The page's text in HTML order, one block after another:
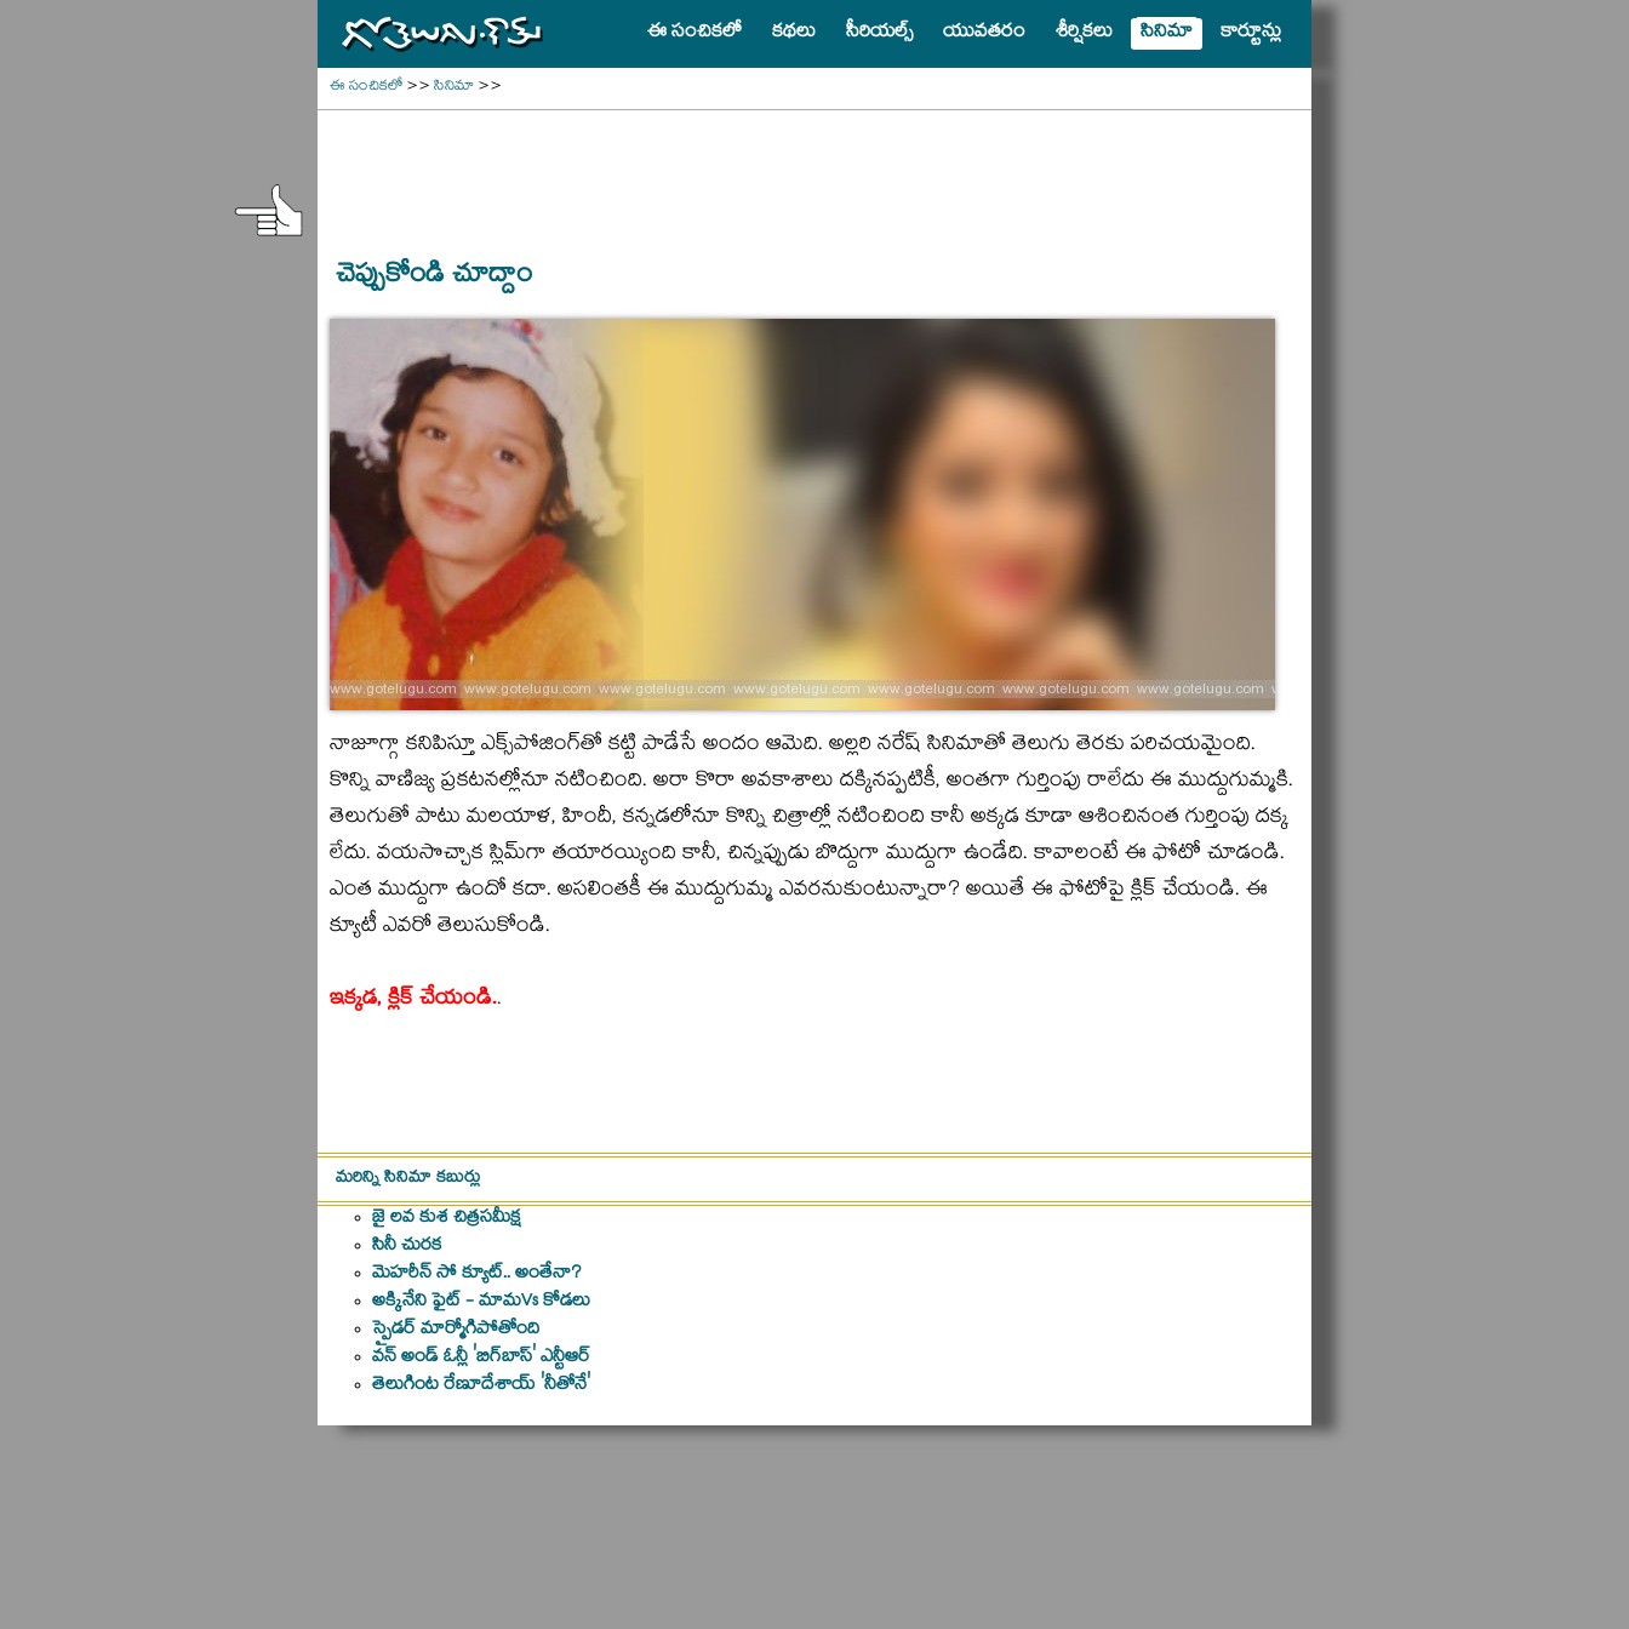
ఈ సంచికలో కథలు సీరియల్స్ యువతరం శీర్షికలు సినిమా కార్టూన్లు
ఈ సంచికలో>>సినిమా>>
చెప్పుకోండి చూద్దాం
నాజూగ్గా కనిపిస్తూ ఎక్స్‌పోజింగ్‌తో కట్టి పాడేసే అందం ఆమెది. అల్లరి నరేష్‌ సినిమాతో తెలుగు తెరకు పరిచయమైంది.
కొన్ని వాణిజ్య ప్రకటనల్లోనూ నటించింది. అరా కొరా అవకాశాలు దక్కినప్పటికీ, అంతగా గుర్తింపు రాలేదు ఈ ముద్దుగుమ్మకి.
తెలుగుతో పాటు మలయాళ, హిందీ, కన్నడలోనూ కొన్ని చిత్రాల్లో నటించింది కానీ అక్కడ కూడా ఆశించినంత గుర్తింపు దక్క
లేదు. వయసొచ్చాక స్లిమ్‌గా తయారయ్యింది కానీ, చిన్నప్పుడు బొద్దుగా ముద్దుగా ఉండేది. కావాలంటే ఈ ఫోటో చూడండి.
ఎంత ముద్దుగా ఉందో కదా. అసలింతకీ ఈ ముద్దుగుమ్మ ఎవరనుకుంటున్నారా? అయితే ఈ ఫోటోపై క్లిక్‌ చేయండి. ఈ
క్యూటీ ఎవరో తెలుసుకోండి.
ఇక్కడ, క్లిక్ చేయండి..
మరిన్ని సినిమా కబుర్లు
జై లవ కుశ చిత్రసమీక్ష
సినీ చురక
మెహరీన్‌ సో క్యూట్‌.. అంతేనా?
అక్కినేని ఫైట్‌ - మామVs కోడలు
స్పైడర్‌ మార్మోగిపోతోంది
వన్‌ అండ్‌ ఓన్లీ 'బిగ్‌బాస్‌' ఎన్టీఆర్‌
తెలుగింట రేణూదేశాయ్‌ 'నీతోనే'